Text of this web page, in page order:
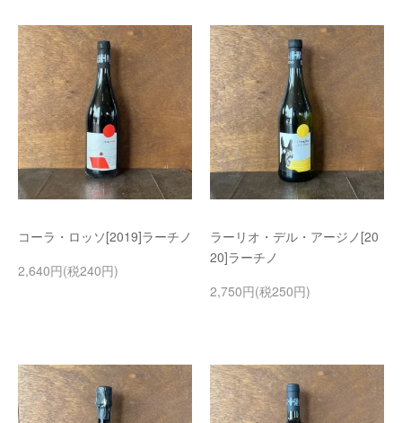
コーラ・ロッソ[2019]ラーチノ
2,640円(税240円)
ラーリオ・デル・アージノ[20
20]ラーチノ
2,750円(税250円)